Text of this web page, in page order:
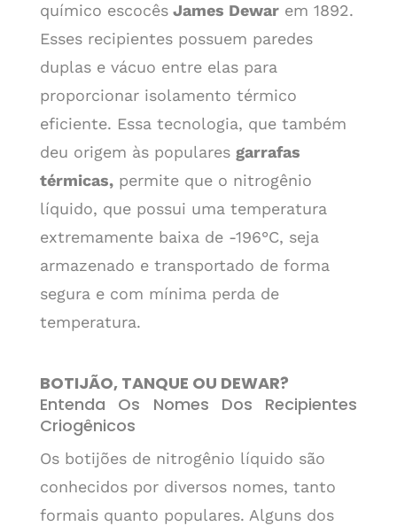
químico escocês James Dewar em 1892.
Esses recipientes possuem paredes
duplas e vácuo entre elas para
proporcionar isolamento térmico
eficiente. Essa tecnologia, que também
deu origem às populares garrafas
térmicas, permite que o nitrogênio
líquido, que possui uma temperatura
extremamente baixa de -196°C, seja
armazenado e transportado de forma
segura e com mínima perda de
temperatura.
BOTIJÃO, TANQUE OU DEWAR?
Entenda Os Nomes Dos Recipientes
Criogênicos
Os botijões de nitrogênio líquido são
conhecidos por diversos nomes, tanto
formais quanto populares. Alguns dos